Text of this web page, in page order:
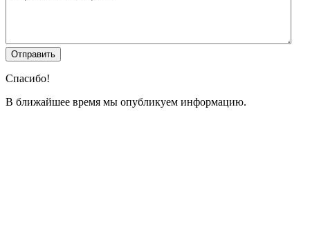
Спасибо!
В ближайшее время мы опубликуем информацию.